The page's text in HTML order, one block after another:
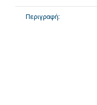
Περιγραφή: